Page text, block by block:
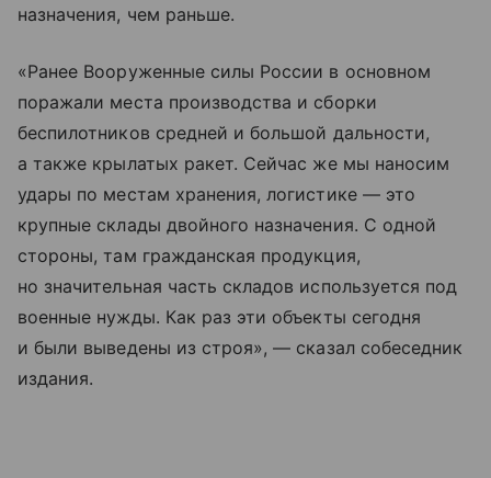
назначения, чем раньше.
«Ранее Вооруженные силы России в основном
поражали места производства и сборки
беспилотников средней и большой дальности,
а также крылатых ракет. Сейчас же мы наносим
удары по местам хранения, логистике — это
крупные склады двойного назначения. С одной
стороны, там гражданская продукция,
но значительная часть складов используется под
военные нужды. Как раз эти объекты сегодня
и были выведены из строя», — сказал собеседник
издания.